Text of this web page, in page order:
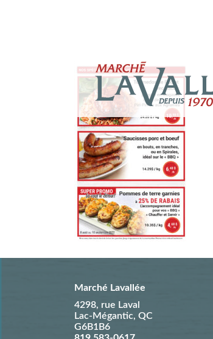
Marché Lavallée
4298, rue Laval
Lac-Mégantic, QC
G6B1B6